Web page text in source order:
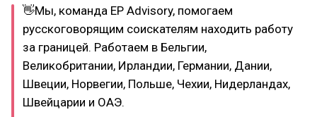
👋Мы, команда EP Advisory, помогаем
русскоговорящим соискателям находить работу
за границей. Работаем в Бельгии,
Великобритании, Ирландии, Германии, Дании,
Швеции, Норвегии, Польше, Чехии, Нидерландах,
Швейцарии и ОАЭ.